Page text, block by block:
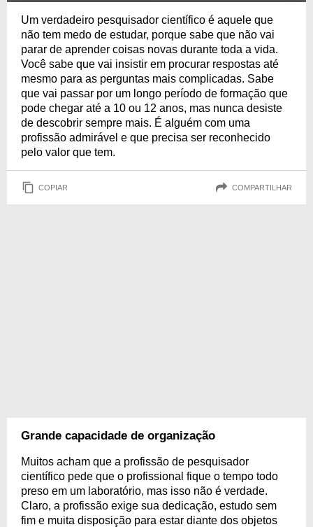
Um verdadeiro pesquisador científico é aquele que
não tem medo de estudar, porque sabe que não vai
parar de aprender coisas novas durante toda a vida.
Você sabe que vai insistir em procurar respostas até
mesmo para as perguntas mais complicadas. Sabe
que vai passar por um longo período de formação que
pode chegar até a 10 ou 12 anos, mas nunca desiste
de descobrir sempre mais. É alguém com uma
profissão admirável e que precisa ser reconhecido
pelo valor que tem.
COPIAR COMPARTILHAR
Grande capacidade de organização
Muitos acham que a profissão de pesquisador
científico pede que o profissional fique o tempo todo
preso em um laboratório, mas isso não é verdade.
Claro, a profissão exige sua dedicação, estudo sem
fim e muita disposição para estar diante dos objetos